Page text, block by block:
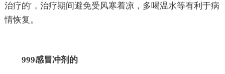
治疗的'，治疗期间避免受风寒着凉，多喝温水等有利于病
情恢复。
999感冒冲剂的